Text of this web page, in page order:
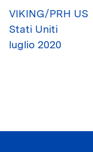
VIKING/PRH US
Stati Uniti
luglio 2020